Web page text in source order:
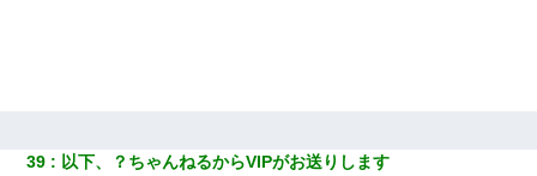
39 以下、？ちゃんねるからVIPがお送りします